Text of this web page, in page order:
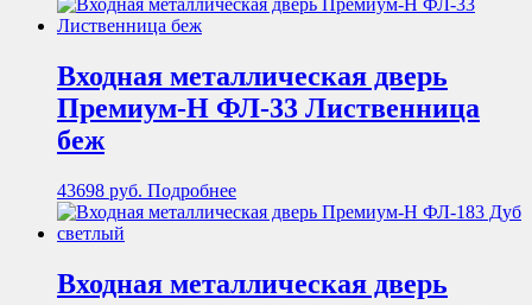
Входная металлическая дверь
Премиум-Н ФЛ-33 Лиственница
беж
43698 руб. Подробнее
Входная металлическая дверь